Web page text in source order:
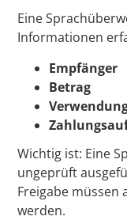
Eine
Informationen
Empfänger
Betrag
Wichtig ist: Eine
ungeprüft
Freigabe
werden.